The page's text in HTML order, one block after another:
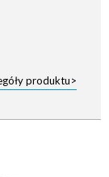
produktu>